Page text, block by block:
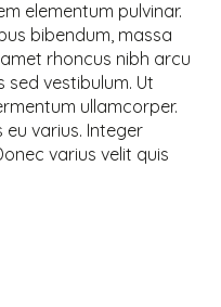
elementum pulvinar.
bibendum, massa
rhoncus nibh arcu
sed vestibulum. Ut
ullamcorper.
eu varius. Integer
varius velit quis